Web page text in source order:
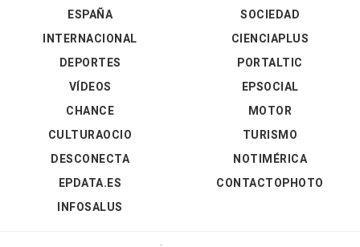
ESPAÑA
INTERNACIONAL
DEPORTES
VÍDEOS
SOCIEDAD
CIENCIAPLUS
PORTALTIC
EPSOCIAL
CHANCE
CULTURAOCIO
DESCONECTA
EPDATA.ES
INFOSALUS
MOTOR
TURISMO
NOTIMÉRICA
CONTACTOPHOTO